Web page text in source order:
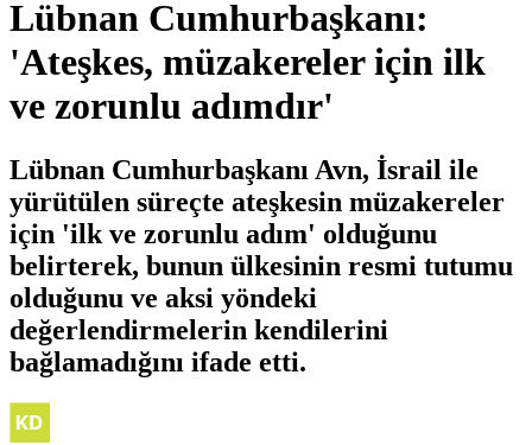
Lübnan Cumhurbaşkanı:
'Ateşkes, müzakereler için ilk
ve zorunlu adımdır'
Lübnan Cumhurbaşkanı Avn, İsrail ile
yürütülen süreçte ateşkesin müzakereler
için 'ilk ve zorunlu adım' olduğunu
belirterek, bunun ülkesinin resmi tutumu
olduğunu ve aksi yöndeki
değerlendirmelerin kendilerini
bağlamadığını ifade etti.